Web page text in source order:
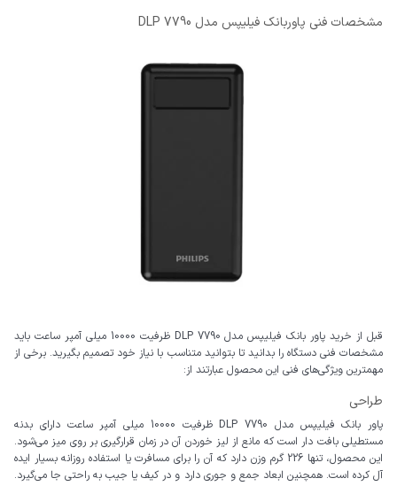
مشخصات فنی پاوربانک فیلیپس مدل DLP 7790
قبل از خرید پاور بانک فیلیپس مدل DLP 7790 ظرفیت 10000 میلی آمپر ساعت باید
مشخصات فنی دستگاه را بدانید تا بتوانید متناسب با نیاز خود تصمیم بگیرید. برخی از
مهمترین ویژگی‌های فنی این محصول عبارتند از:
طراحی
پاور بانک فیلیپس مدل DLP 7790 ظرفیت 10000 میلی آمپر ساعت دارای بدنه
مستطیلی بافت دار است که مانع از لیز خوردن آن در زمان قرارگیری بر روی میز می‌شود.
این محصول، تنها 226 گرم وزن دارد که آن را برای مسافرت یا استفاده روزانه بسیار ایده
آل کرده است. همچنین ابعاد جمع و جوری دارد و در کیف یا جیب به راحتی جا می‌گیرد.